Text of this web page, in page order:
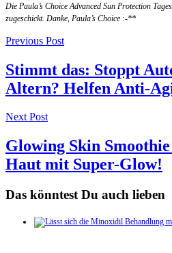
Die Paula’s Choice Advanced Sun Protection
zugeschickt. Danke, Paula’s Choice :-**
Post
navigation
Previous Post
Stimmt das: Stoppt
Altern? Helfen Anti-
Next Post
Glowing Skin
Haut mit Super-Glow!
Das könntest Du auch lieben